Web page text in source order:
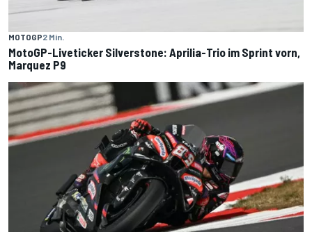
MOTOGP2 Min.
MotoGP-Liveticker Silverstone: Aprilia-Trio im Sprint vorn,
Marquez P9